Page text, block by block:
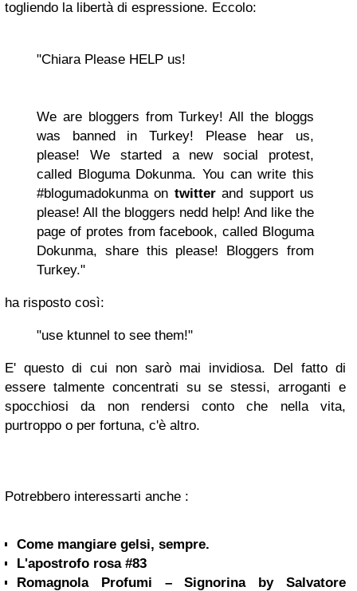
togliendo la libertà di espressione. Eccolo:
"Chiara Please HELP us!
We are bloggers from Turkey! All the bloggs
was banned in Turkey! Please hear us,
please! We started a new social protest,
called Bloguma Dokunma. You can write this
#blogumadokunma on twitterand support us
please! All the bloggers nedd help! And like the
page of protes from facebook, called Bloguma
Dokunma, share this please! Bloggers from
Turkey."
ha risposto così:
"use ktunnel to see them!"
E' questo di cui non sarò mai invidiosa. Del fatto di
essere talmente concentrati su se stessi, arroganti e
spocchiosi da non rendersi conto che nella vita,
purtroppo o per fortuna, c'è altro.
Potrebbero interessarti anche :
Come mangiare gelsi, sempre.
L'apostrofo rosa #83
Romagnola Profumi – Signorina by Salvatore